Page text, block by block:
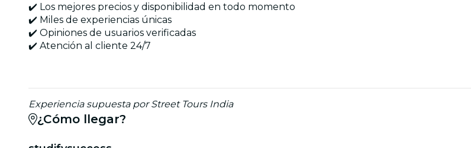
✔️ Los mejores precios y disponibilidad en todo momento
✔️ Miles de experiencias únicas
✔️ Opiniones de usuarios verificadas
✔️ Atención al cliente 24/7
Experiencia supuesta por Street Tours India
¿Cómo llegar?